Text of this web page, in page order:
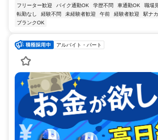
フリーター歓迎
バイク通勤OK 学歴不問 車通勤OK 職場
転勤なし
経験不問 未経験者歓迎 午前 経験者歓迎 駅ナカ
ブランクOK
アルバイト・パート